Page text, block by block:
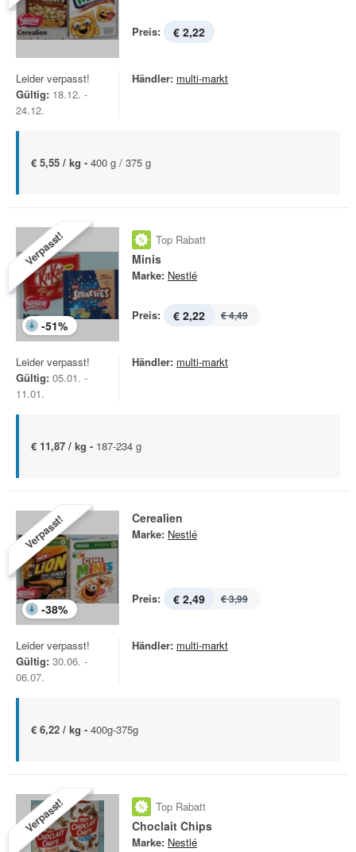
Preis: € 2,22
Leider verpasst!
Gültig: 18.12. -
24.12.
Händler: multi-markt
€ 5,55 / kg - 400 g / 375 g
Verpasst!
-51%
Top Rabatt
Minis
Marke: Nestlé
Preis: € 2,22 € 4,49
Leider verpasst!
Gültig: 05.01. -
11.01.
Händler: multi-markt
€ 11,87 / kg - 187-234 g
Verpasst!
-38%
Cerealien
Marke: Nestlé
Preis: € 2,49 € 3,99
Leider verpasst!
Gültig: 30.06. -
06.07.
Händler: multi-markt
€ 6,22 / kg - 400g-375g
Verpasst! Top Rabatt
Choclait Chips
Marke: Nestlé